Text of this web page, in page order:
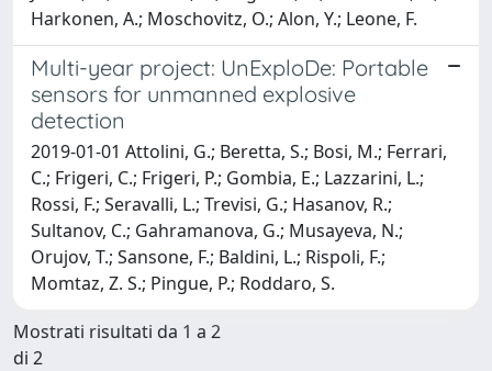
Harkonen, A.; Moschovitz, O.; Alon, Y.; Leone, F.
Multi-year project: UnExploDe: Portable
sensors for unmanned explosive
detection
2019-01-01 Attolini, G.; Beretta, S.; Bosi, M.; Ferrari,
C.; Frigeri, C.; Frigeri, P.; Gombia, E.; Lazzarini, L.;
Rossi, F.; Seravalli, L.; Trevisi, G.; Hasanov, R.;
Sultanov, C.; Gahramanova, G.; Musayeva, N.;
Orujov, T.; Sansone, F.; Baldini, L.; Rispoli, F.;
Momtaz, Z. S.; Pingue, P.; Roddaro, S.
Mostrati risultati da 1 a 2
di 2